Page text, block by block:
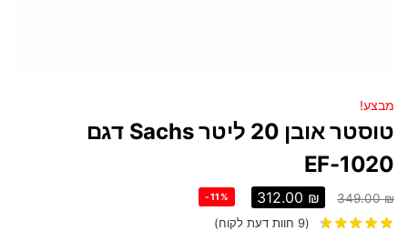
מבצע!
טוסטר אובן 20 ליטר Sachs דגם
EF-1020
349.00₪
312.00 ₪
-11%
(
9 חוות דעת לקוח)